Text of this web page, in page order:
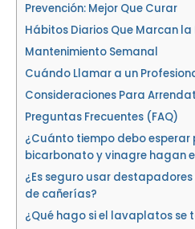
Prevención: Mejor Que Curar
Hábitos Diarios Que Marcan la
Mantenimiento Semanal
Cuándo Llamar a un
Consideraciones Para
Preguntas Frecuentes (FAQ)
¿Cuánto tiempo debo esperar
bicarbonato y vinagre hagan
¿Es seguro usar
de cañerías?
¿Qué hago si el lavaplatos se